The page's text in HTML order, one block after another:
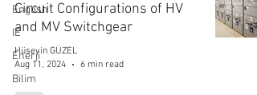
English
IE
Enerji
Bilim
Circuit Configurations of HV
and MV Switchgear
Hüseyin GÜZEL
Aug 11, 2024
6 min read